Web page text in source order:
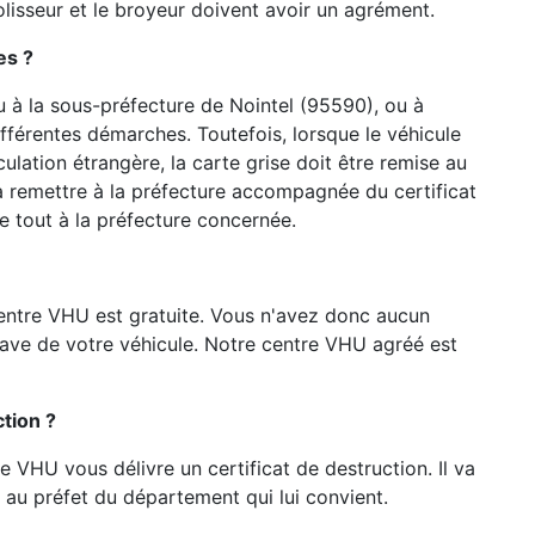
et le broyeur doivent avoir un agrément.
?
la sous-préfecture de Nointel (95590), ou à
démarches. Toutefois, lorsque le véhicule
étrangère, la carte grise doit être remise au
à la préfecture accompagnée du certificat
tout à la préfecture concernée.
VHU est gratuite. Vous n'avez donc aucun
de votre véhicule. Notre centre VHU agréé est
?
VHU vous délivre un certificat de destruction. Il va
préfet du département qui lui convient.